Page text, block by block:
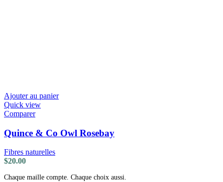
Ajouter au panier
Quick view
Comparer
Quince & Co Owl Rosebay
Fibres naturelles
$20.00
Chaque maille compte. Chaque choix aussi.